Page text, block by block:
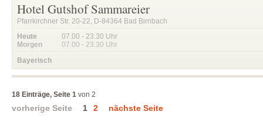
Hotel Gutshof Sammareier
Pfarrkirchner Str. 20-22, D-84364 Bad Birnbach
Heute
Morgen
07.00 - 23.30 Uhr
07.00 - 23.30 Uhr
Bayerisch
18 Einträge, Seite 1 von 2
vorherige Seite 1 2 nächste Seite